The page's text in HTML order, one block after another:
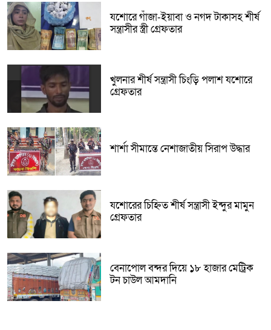
যশোরে গাঁজা-ইয়াবা ও নগদ টাকাসহ শীর্ষ
সন্ত্রাসীর স্ত্রী গ্রেফতার
খুলনার শীর্ষ সন্ত্রাসী চিংড়ি পলাশ যশোরে
গ্রেফতার
শার্শা সীমান্তে নেশাজাতীয় সিরাপ উদ্ধার
যশোরের চিহ্নিত শীর্ষ সন্ত্রাসী ইন্দুর মামুন
গ্রেফতার
বেনাপোল বন্দর দিয়ে ১৮ হাজার মেট্রিক
টন চাউল আমদানি